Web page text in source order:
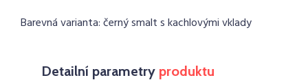
Barevná varianta: černý smalt s kachlovými vklady
Detailní parametry produktu